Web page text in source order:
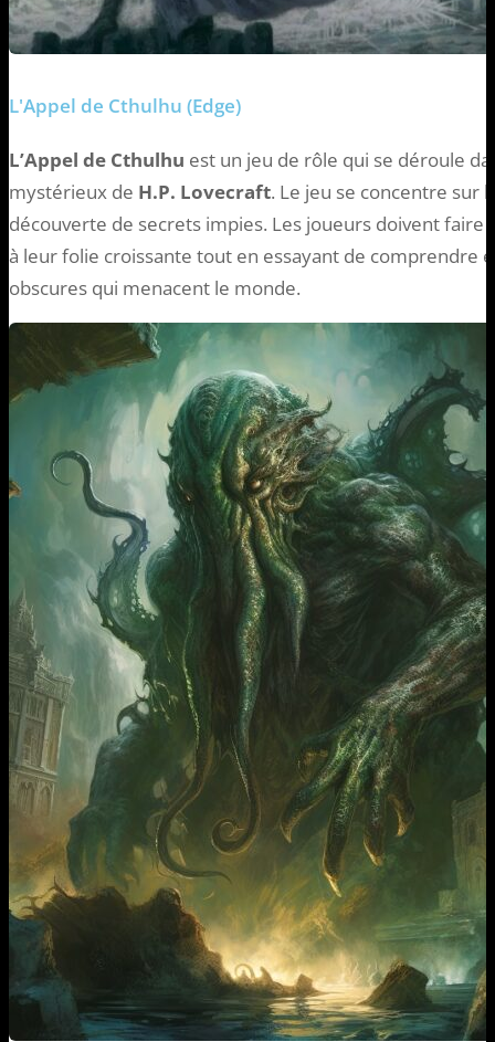
L'Appel de Cthulhu (Edge)
L’Appel de Cthulhu est un jeu de rôle qui se déroule
mystérieux de H.P. Lovecraft. Le jeu se concentre sur
découverte de secrets impies. Les joueurs doivent
à leur folie croissante tout en essayant de comprendre
obscures qui menacent le monde.